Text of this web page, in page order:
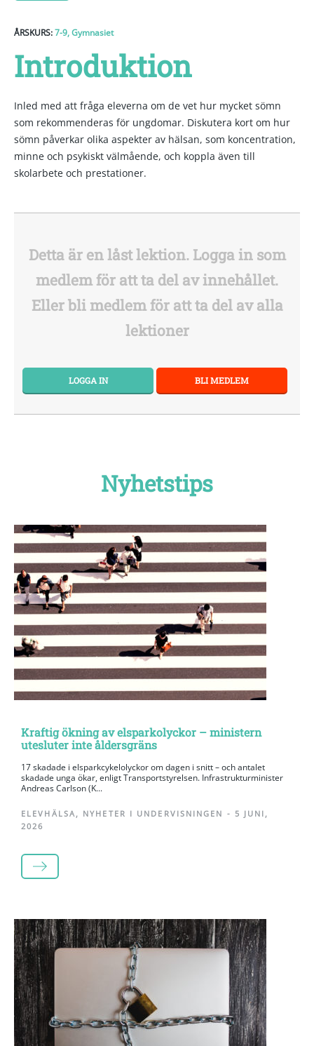
ÅRSKURS:7-9,Gymnasiet
Introduktion
Inled med att fråga eleverna om de vet hur mycket sömn
som rekommenderas för ungdomar. Diskutera kort om hur
sömn påverkar olika aspekter av hälsan, som koncentration,
minne och psykiskt välmående, och koppla även till
skolarbete och prestationer.
Detta är en låst lektion. Logga in som
medlem för att ta del av innehållet.
Eller bli medlem för att ta del av alla
lektioner
LOGGA IN BLI MEDLEM
Nyhetstips
Kraftig ökning av elsparkolyckor – ministern
utesluter inte åldersgräns
17 skadade i elsparkcykelolyckor om dagen i snitt – och antalet
skadade unga ökar, enligt Transportstyrelsen. Infrastrukturminister
Andreas Carlson (K...
ELEVHÄLSA, NYHETER I UNDERVISNINGEN - 5 JUNI,
2026
LÄS MER